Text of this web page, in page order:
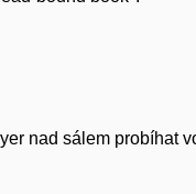
nad sálem probíhat